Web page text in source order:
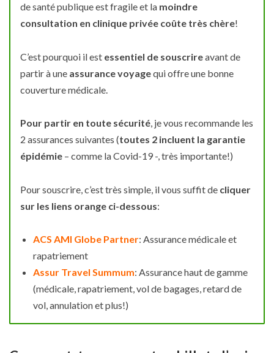
de santé publique est fragile et la moindre
consultation en clinique privée coûte très chère!
C’est pourquoi il est essentiel de souscrireavant de
partir à une assurance voyagequi offre une bonne
couverture médicale.
Pour partir en toute sécurité, je vous recommande les
2 assurances suivantes (toutes 2 incluent la garantie
épidémie – comme la Covid-19 -, très importante!)
Pour souscrire, c’est très simple, il vous suffit de cliquer
sur les liens orange ci-dessous:
ACS AMI Globe Partner: Assurance médicale et
rapatriement
Assur Travel Summum: Assurance haut de gamme
(médicale, rapatriement, vol de bagages, retard de
vol, annulation et plus!)